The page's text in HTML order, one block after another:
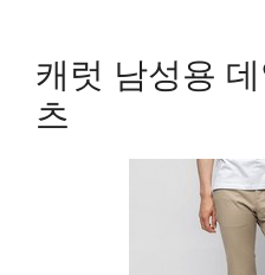
캐럿 남성용
츠